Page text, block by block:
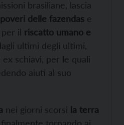
brasiliane, lascia
poveri delle fazendas e
il riscatto umano e
ultimi degli ultimi,
schiavi, per le quali
aiuti al suo
nei giorni scorsi la terra